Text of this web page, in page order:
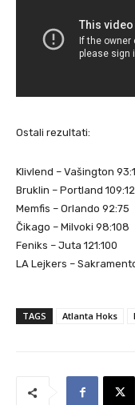
Ostali rezultati:
Klivlend – Vašington
Bruklin – Portland
Memfis – Orlando 92:75
Čikago – Milvoki 98:108
Feniks – Juta 121:100
LA Lejkers –
TAGS Atlanta Hoks